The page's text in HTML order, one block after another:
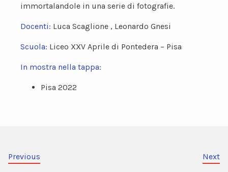
immortalandole in una serie di fotografie.
Docenti: Luca Scaglione , Leonardo Gnesi
Scuola: Liceo XXV Aprile di Pontedera – Pisa
In mostra nella tappa:
Pisa 2022
Previous Next